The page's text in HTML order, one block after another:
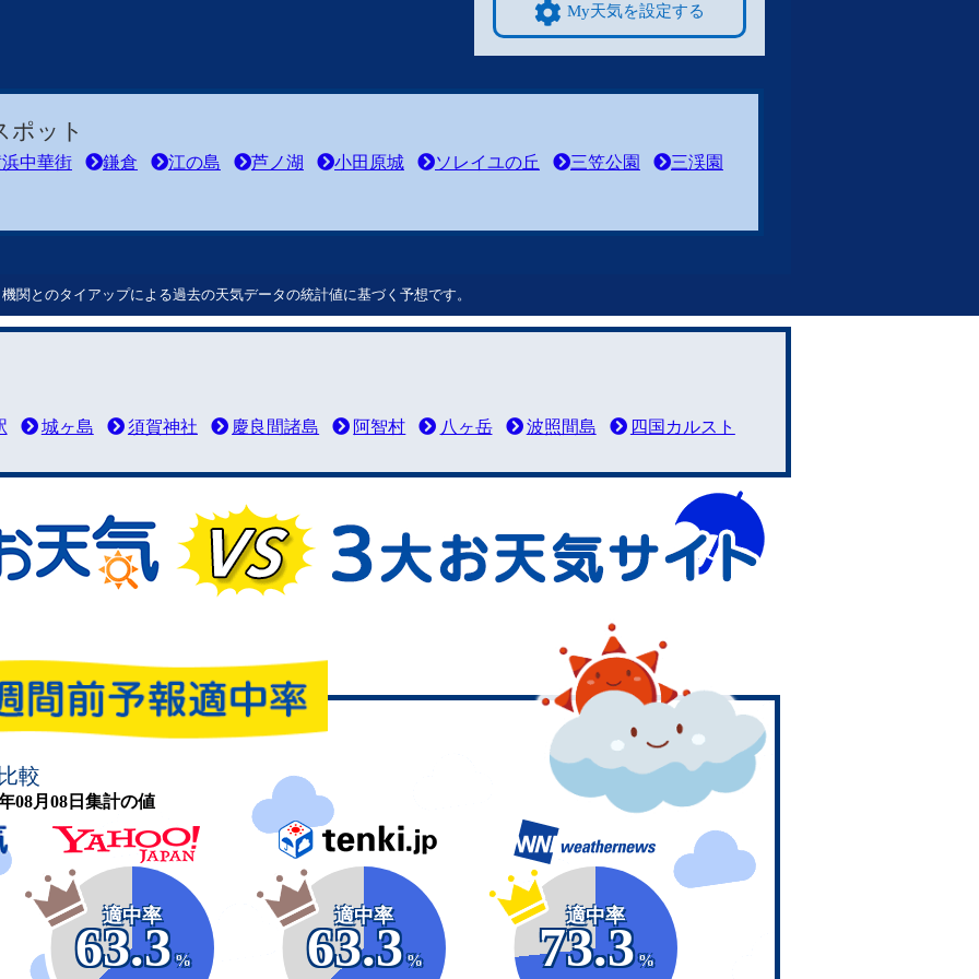
My天気を設定する
ポット
中華街 鎌倉 江の島 芦ノ湖 小田原城 ソレイユの丘 三笠公園 三渓園
関とのタイアップによる過去の天気データの統計値に基づく予想です。
城ヶ島 須賀神社 慶良間諸島 阿智村 八ヶ岳 波照間島 四国カルスト
較
08月08日集計の値
適中率
63.3
%
適中率
63.3
%
適中率
73.3
%